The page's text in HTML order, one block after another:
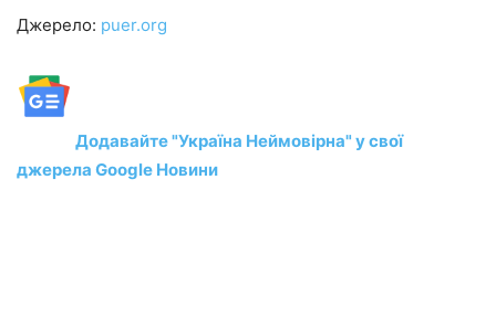
Джерело: puer.org
Додавайте "Україна Неймовірна" у свої
джерела Google Новини